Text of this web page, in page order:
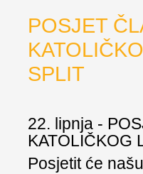
POSJET
SPLIT
22. lipnja -
KATOLIČKOG
Posjetit će